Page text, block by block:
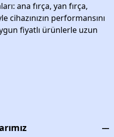
ana fırça, yan fırça,
cihazınızın performansını
fiyatlı ürünlerle uzun